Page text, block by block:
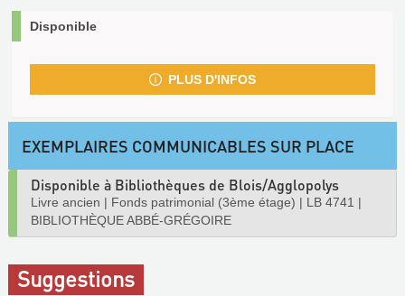
Disponible
PLUS D'INFOS
EXEMPLAIRES COMMUNICABLES SUR PLACE
Disponible à Bibliothèques de Blois/Agglopolys
Livre ancien | Fonds patrimonial (3ème étage) | LB 4741 |
BIBLIOTHÈQUE ABBÉ-GRÉGOIRE
Suggestions